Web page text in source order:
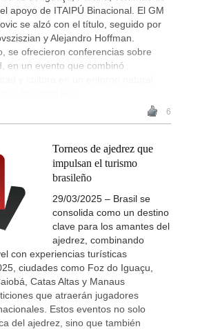
apoyo de ITAIPÚ Binacional. El GM
se alzó con el título, seguido por
y Alejandro Hoffman.
se ofrecieron conferencias sobre
en un evento que combinó
6
Torneos de ajedrez que
impulsan el turismo
brasileño
29/03/2025 – Brasil se
consolida como un destino
clave para los amantes del
ajedrez, combinando
con experiencias turísticas
ciudades como Foz do Iguaçu,
Catas Altas y Manaus
que atraerán jugadores
Estos eventos no solo
del ajedrez, sino que también